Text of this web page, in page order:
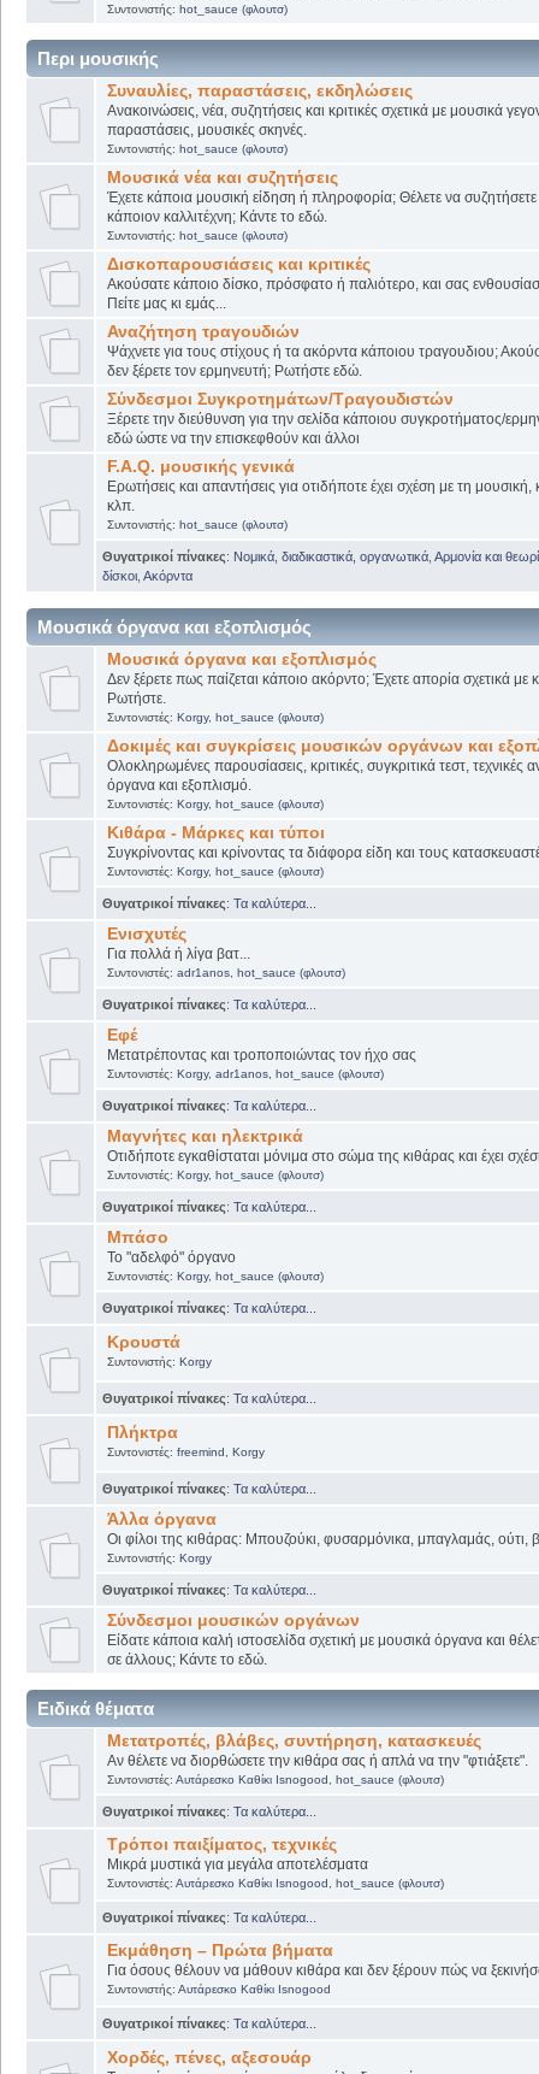
Συντονιστής: hot_sauce (φλουτσ)
Περι μουσικής
Συναυλίες, παραστάσεις, εκδηλώσεις
Ανακοινώσεις, νέα, συζητήσεις και κριτικές σχετικά με μουσικά
παραστάσεις, μουσικές σκηνές.
Συντονιστής: hot_sauce (φλουτσ)
Μουσικά νέα και συζητήσεις
Έχετε κάποια μουσική είδηση ή πληροφορία; Θέλετε να
κάποιον καλλιτέχνη; Κάντε το εδώ.
Συντονιστής: hot_sauce (φλουτσ)
Δισκοπαρουσιάσεις και κριτικές
Ακούσατε κάποιο δίσκο, πρόσφατο ή παλιότερο, και σας
Πείτε μας κι εμάς...
Αναζήτηση τραγουδιών
Ψάχνετε για τους στίχους ή τα ακόρντα κάποιου τραγουδιου;
δεν ξέρετε τον ερμηνευτή; Ρωτήστε εδώ.
Σύνδεσμοι Συγκροτημάτων/Τραγουδιστών
Ξέρετε την διεύθυνση για την σελίδα κάποιου συγκροτήματος/
εδώ ώστε να την επισκεφθούν και άλλοι
F.A.Q. μουσικής γενικά
Ερωτήσεις και απαντήσεις για οτιδήποτε έχει σχέση με τη μουσική,
κλπ.
Συντονιστής: hot_sauce (φλουτσ)
Θυγατρικοί πίνακες: Νομικά, διαδικαστικά, οργανωτικά Αρμονία και
δίσκοι Ακόρντα
Μουσικά όργανα και εξοπλισμός
Μουσικά όργανα και εξοπλισμός
Δεν ξέρετε πως παίζεται κάποιο ακόρντο; Έχετε απορία σχετικά
Ρωτήστε.
Συντονιστές: Korgy, hot_sauce (φλουτσ)
Δοκιμές και συγκρίσεις μουσικών οργάνων και
Ολοκληρωμένες παρουσίασεις, κριτικές, συγκριτικά τεστ, τεχνικές
όργανα και εξοπλισμό.
Συντονιστές: Korgy, hot_sauce (φλουτσ)
Κιθάρα - Μάρκες και τύποι
Συγκρίνοντας και κρίνοντας τα διάφορα είδη και τους
Συντονιστές: Korgy, hot_sauce (φλουτσ)
Θυγατρικοί πίνακες: Τα καλύτερα...
Ενισχυτές
Για πολλά ή λίγα βατ...
Συντονιστές: adr1anos, hot_sauce (φλουτσ)
Θυγατρικοί πίνακες: Τα καλύτερα...
Εφέ
Μετατρέποντας και τροποποιώντας τον ήχο σας
Συντονιστές: Korgy, adr1anos, hot_sauce (φλουτσ)
Θυγατρικοί πίνακες: Τα καλύτερα...
Μαγνήτες και ηλεκτρικά
Οτιδήποτε εγκαθίσταται μόνιμα στο σώμα της κιθάρας και έχει
Συντονιστές: Korgy, hot_sauce (φλουτσ)
Θυγατρικοί πίνακες: Τα καλύτερα...
Μπάσο
Το "αδελφό" όργανο
Συντονιστές: Korgy, hot_sauce (φλουτσ)
Θυγατρικοί πίνακες: Τα καλύτερα...
Κρουστά
Συντονιστής: Korgy
Θυγατρικοί πίνακες: Τα καλύτερα...
Πλήκτρα
Συντονιστές: freemind Korgy
Θυγατρικοί πίνακες: Τα καλύτερα...
Άλλα όργανα
Οι φίλοι της κιθάρας: Μπουζούκι, φυσαρμόνικα, μπαγλαμάς, ούτι,
Συντονιστής: Korgy
Θυγατρικοί πίνακες: Τα καλύτερα...
Σύνδεσμοι μουσικών οργάνων
Είδατε κάποια καλή ιστοσελίδα σχετική με μουσικά όργανα και
σε άλλους; Κάντε το εδώ.
Ειδικά θέματα
Μετατροπές, βλάβες, συντήρηση, κατασκευές
Αν θέλετε να διορθώσετε την κιθάρα σας ή απλά να την "φτιάξετε".
Συντονιστές: Αυτάρεσκο Καθίκι Isnogood hot_sauce (φλουτσ)
Θυγατρικοί πίνακες: Τα καλύτερα...
Τρόποι παιξίματος, τεχνικές
Μικρά μυστικά για μεγάλα αποτελέσματα
Συντονιστές: Αυτάρεσκο Καθίκι Isnogood hot_sauce (φλουτσ)
Θυγατρικοί πίνακες: Τα καλύτερα...
Εκμάθηση – Πρώτα βήματα
Για όσους θέλουν να μάθουν κιθάρα και δεν ξέρουν πώς να
Συντονιστής: Αυτάρεσκο Καθίκι Isnogood
Θυγατρικοί πίνακες: Τα καλύτερα...
Χορδές, πένες, αξεσουάρ